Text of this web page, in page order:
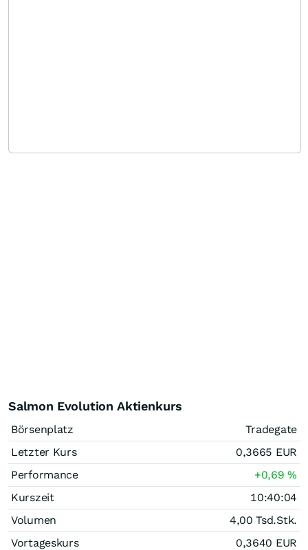
Salmon Evolution Aktienkurs
Börsenplatz
Tradegate
Letzter Kurs
0,3665 EUR
Performance
+0,69%
Kurszeit
10:40:04
Volumen
4,00 Tsd.Stk.
Vortageskurs
0,3640 EUR